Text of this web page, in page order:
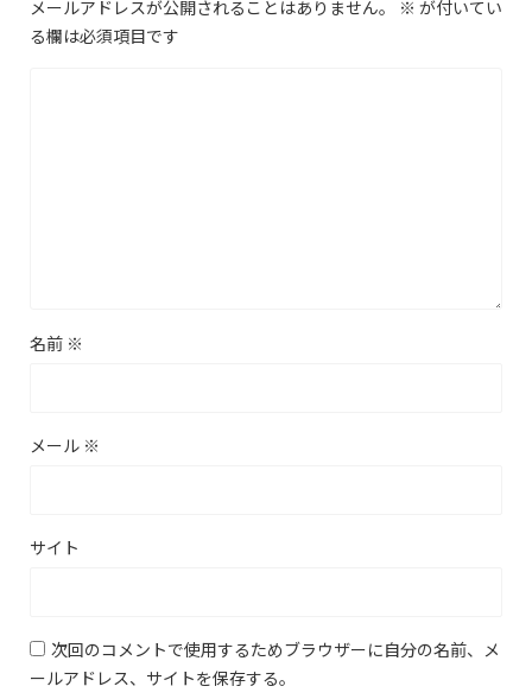
メールアドレスが公開されることはありません。 ※ が付いてい
る欄は必須項目です
名前 ※
メール ※
サイト
次回のコメントで使用するためブラウザーに自分の名前、メ
ールアドレス、サイトを保存する。